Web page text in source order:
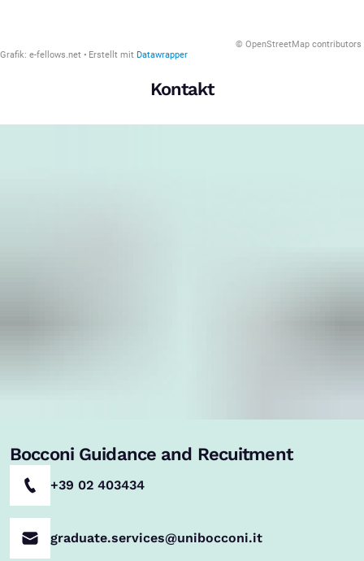
Kontakt
Bocconi Guidance and Recuitment
+39 02 403434
graduate.services@unibocconi.it